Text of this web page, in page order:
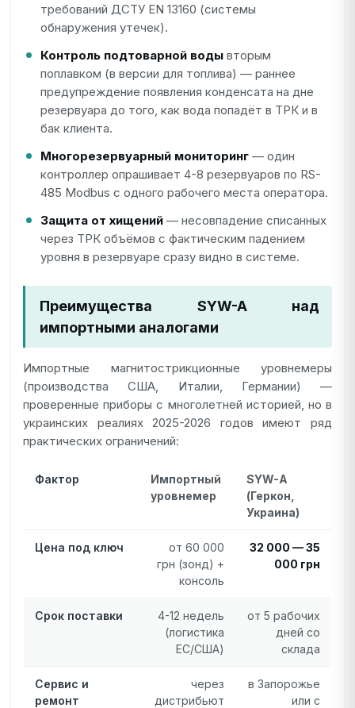
требований ДСТУ EN 13160 (системы
обнаружения утечек).
Контроль подтоварной воды вторым
поплавком (в версии для топлива) — раннее
предупреждение появления конденсата на дне
резервуара до того, как вода попадёт в ТРК и в
бак клиента.
Многорезервуарный мониторинг — один
контроллер опрашивает 4-8 резервуаров по RS-
485 Modbus с одного рабочего места оператора.
Защита от хищений — несовпадение списанных
через ТРК объёмов с фактическим падением
уровня в резервуаре сразу видно в системе.
Преимущества SYW-A над
импортными аналогами
Импортные магнитострикционные уровнемеры
(производства США, Италии, Германии) —
проверенные приборы с многолетней историей, но в
украинских реалиях 2025-2026 годов имеют ряд
практических ограничений:
Фактор
Импортный
уровнемер
SYW-A
(Геркон,
Украина)
Цена под ключ
от 60 000
грн (зонд) +
консоль
32 000 — 35
000 грн
Срок поставки
4-12 недель
(логистика
ЕС/США)
от 5 рабочих
дней со
склада
Сервис и
ремонт
через
дистрибьют
в Запорожье
или с